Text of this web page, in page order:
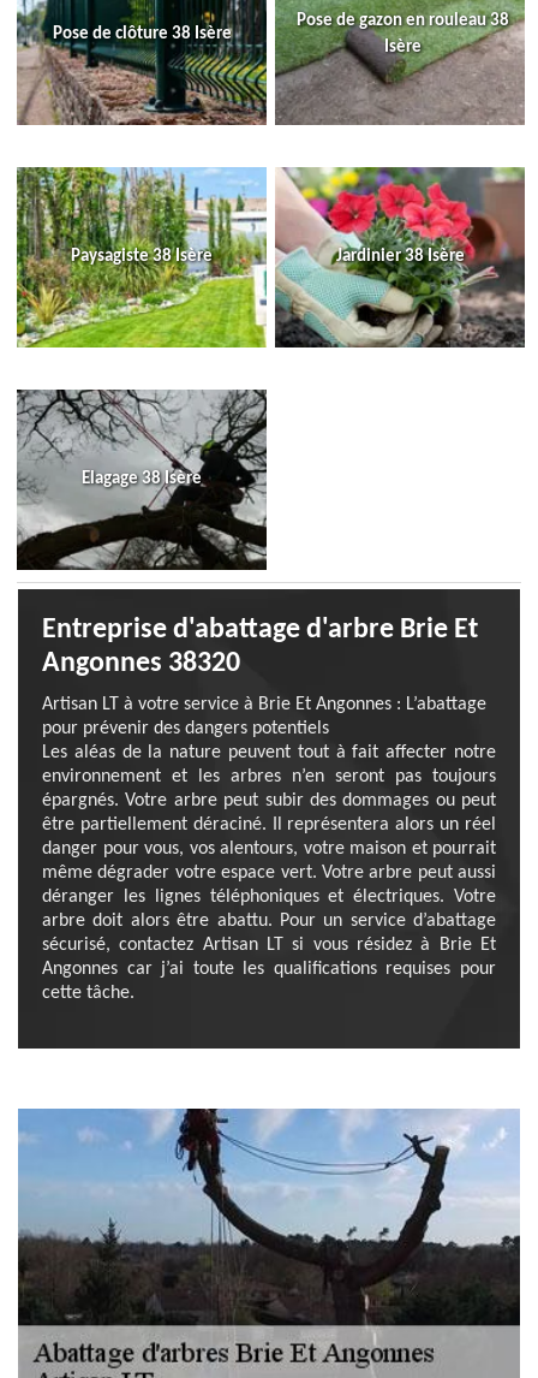
Pose de clôture 38 Isère
Pose de gazon en rouleau 38
Isère
Paysagiste 38 Isère Jardinier 38 Isère
Elagage 38 Isère
Entreprise d'abattage d'arbre Brie Et
Angonnes 38320
Artisan LT à votre service à Brie Et Angonnes : L’abattage
pour prévenir des dangers potentiels
Les aléas de la nature peuvent tout à fait affecter notre
environnement et les arbres n’en seront pas toujours
épargnés. Votre arbre peut subir des dommages ou peut
être partiellement déraciné. Il représentera alors un réel
danger pour vous, vos alentours, votre maison et pourrait
même dégrader votre espace vert. Votre arbre peut aussi
déranger les lignes téléphoniques et électriques. Votre
arbre doit alors être abattu. Pour un service d’abattage
sécurisé, contactez Artisan LT si vous résidez à Brie Et
Angonnes car j’ai toute les qualifications requises pour
cette tâche.